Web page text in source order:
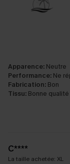
Apparence: Neutre
Performance: Ne
Fabrication: Bon
Tissu: Bonne qualité
C****
La taille achetée: XL